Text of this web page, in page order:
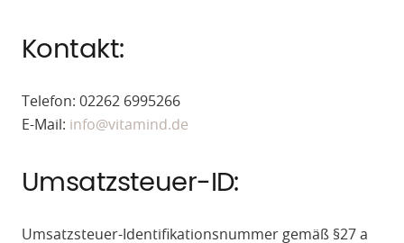
Kontakt:
Telefon: 02262 6995266
E-Mail: info@vitamind.de
Umsatzsteuer-ID:
Umsatzsteuer-Identifikationsnummer gemäß §27 a